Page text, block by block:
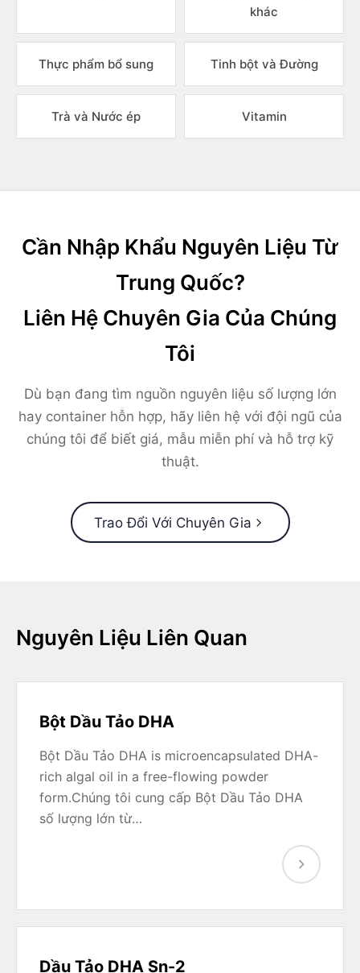
khác
Thực phẩm bổ sung Tinh bột và Đường
Trà và Nước ép Vitamin
Cần Nhập Khẩu Nguyên Liệu Từ
Trung Quốc?
Liên Hệ Chuyên Gia Của Chúng
Tôi
Dù bạn đang tìm nguồn nguyên liệu số lượng lớn
hay container hỗn hợp, hãy liên hệ với đội ngũ của
chúng tôi để biết giá, mẫu miễn phí và hỗ trợ kỹ
thuật.
Trao Đổi Với Chuyên Gia
Nguyên Liệu Liên Quan
Bột Dầu Tảo DHA
Bột Dầu Tảo DHA is microencapsulated DHA-
rich algal oil in a free-flowing powder
form.Chúng tôi cung cấp Bột Dầu Tảo DHA
số lượng lớn từ…
Dầu Tảo DHA Sn-2